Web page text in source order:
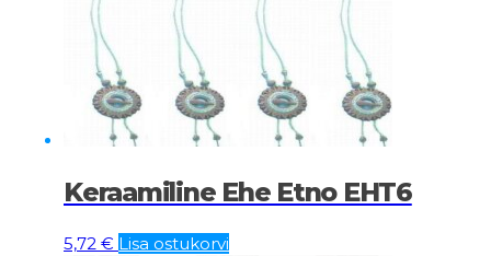
Keraamiline Ehe Etno EHT6
5,72 € Lisa ostukorvi